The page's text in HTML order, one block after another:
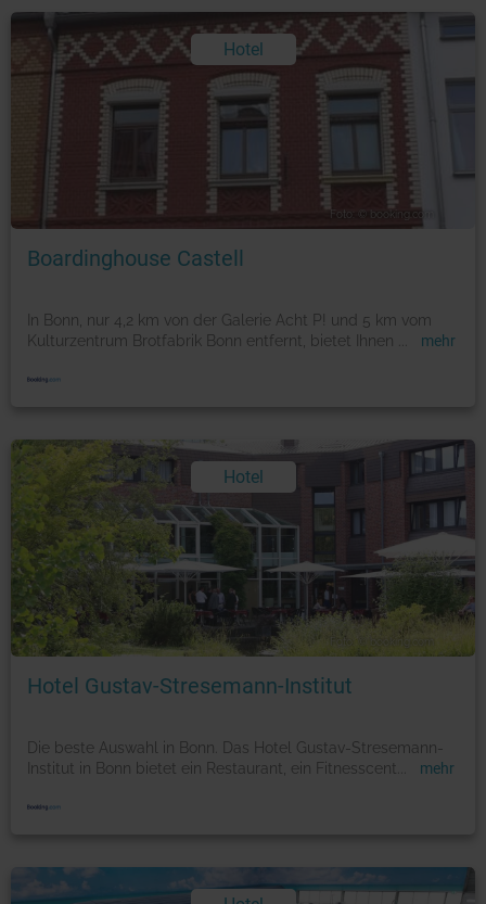
Hotel
Foto: © booking.com
Boardinghouse Castell
In Bonn, nur 4,2 km von der Galerie Acht P! und 5 km vom
Kulturzentrum Brotfabrik Bonn entfernt, bietet Ihnen
mehr
Hotel
Hotel Gustav-Stresemann-Institut
Die beste Auswahl in Bonn. Das Hotel Gustav-Stresemann-
Institut in Bonn bietet ein Restaurant, ein Fitnesscent
mehr